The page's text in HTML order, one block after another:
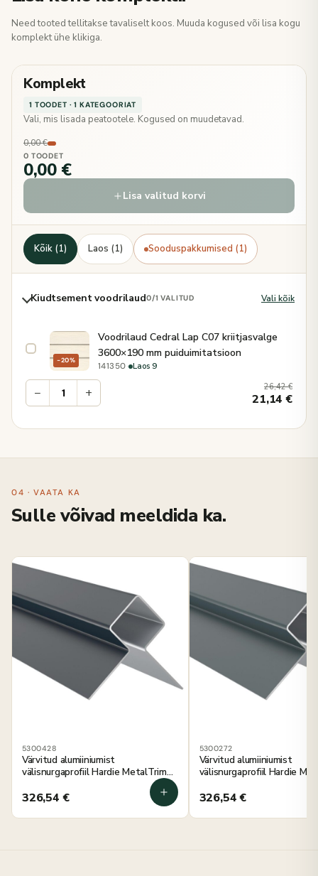
Need tooted tellitakse tavaliselt koos. Muuda kogused või lisa kogu
komplekt ühe klikiga.
Komplekt
1 TOODET · 1 KATEGOORIAT
Vali, mis lisada peatootele. Kogused on muudetavad.
0,00 €
0 TOODET
0,00 €
Lisa valitud korvi
Kõik (1) Laos (1) Sooduspakkumised (1)
Kiudtsement voodrilaud0/1 VALITUD Vali kõik
−20%
Voodrilaud Cedral Lap C07 kriitjasvalge
3600×190 mm puiduimitatsioon
141350· Laos 9
− + 26,42€
21,14€
04 · VAATA KA
Sulle võivad meeldida ka.
5300428
Värvitud alumiiniumist
välisnurgaprofiil Hardie MetalTrim
326,54 €
5300272
Värvitud alumiiniumist
välisnurgaprofiil Hardie
326,54€